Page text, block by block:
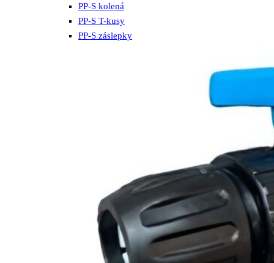
PP-S kolená
PP-S T-kusy
PP-S záslepky